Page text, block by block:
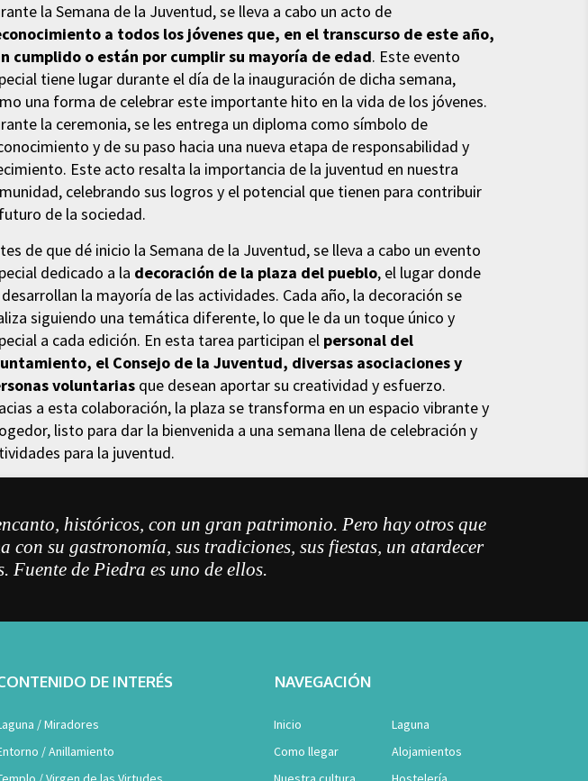
la Semana de la Juventud, se lleva a cabo un acto de
a todos los jóvenes que, en el transcurso de este año,
cumplido o están por cumplir su mayoría de edad. Este evento
tiene lugar durante el día de la inauguración de dicha semana,
una forma de celebrar este importante hito en la vida de los jóvenes.
la ceremonia, se les entrega un diploma como símbolo de
y de su paso hacia una nueva etapa de responsabilidad y
Este acto resalta la importancia de la juventud en nuestra
celebrando sus logros y el potencial que tienen para contribuir
de la sociedad.
de que dé inicio la Semana de la Juventud, se lleva a cabo un evento
dedicado a la decoración de la plaza del pueblo, el lugar donde
la mayoría de las actividades. Cada año, la decoración se
siguiendo una temática diferente, lo que le da un toque único y
a cada edición. En esta tarea participan el personal del
el Consejo de la Juventud, diversas asociaciones y
voluntarias que desean aportar su creatividad y esfuerzo.
a esta colaboración, la plaza se transforma en un espacio vibrante y
listo para dar la bienvenida a una semana llena de celebración y
para la juventud.
históricos, con un gran patrimonio. Pero hay otros que
con su gastronomía, sus tradiciones, sus fiestas, un atardecer
de Piedra es uno de ellos.
DE INTERÉS
/ Miradores
/ Anillamiento
NAVEGACIÓN
Inicio
Como llegar
Laguna
Alojamientos